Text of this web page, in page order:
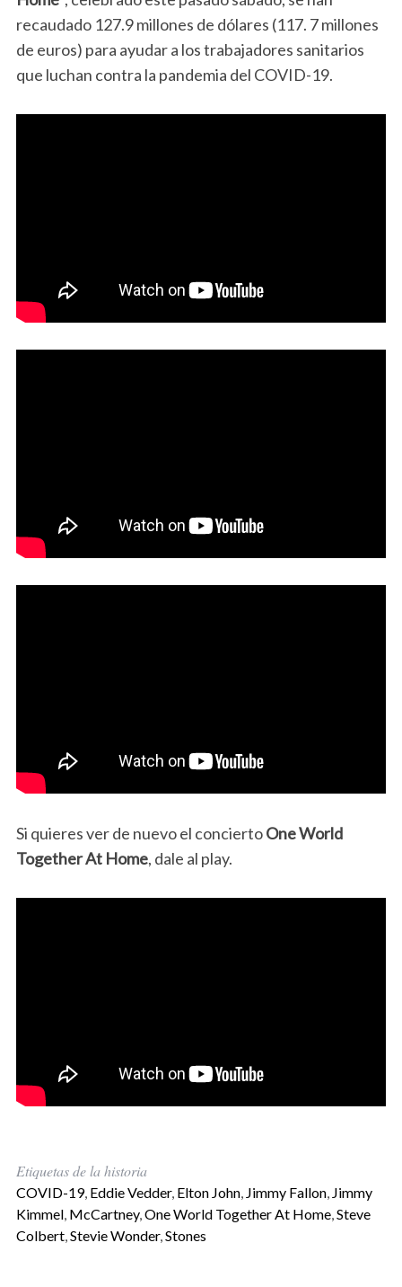
recaudado 127.9 millones de dólares (117. 7 millones
de euros) para ayudar a los trabajadores sanitarios
que luchan contra la pandemia del COVID-19.
Si quieres ver de nuevo el conciertoOne World
Together At Home, dale al play.
Etiquetas de la historia
COVID-19, Eddie Vedder, Elton John, Jimmy Fallon, Jimmy
Kimmel, McCartney,One World Together At Home,Steve
Colbert,Stevie Wonder,Stones